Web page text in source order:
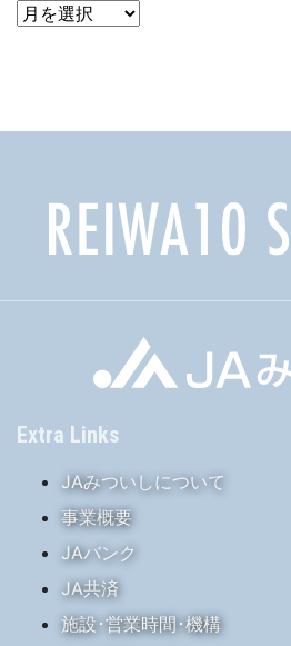
ア
Extra Links
JAみついしについて
事業概要
JAバンク
JA共済
施設･営業時間･機構